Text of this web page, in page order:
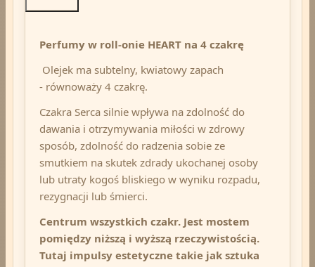
Perfumy w roll-onie HEART na 4 czakrę
Olejek ma subtelny, kwiatowy zapach
- równoważy 4 czakrę.
Czakra Serca silnie wpływa na zdolność do
dawania i otrzymywania miłości w zdrowy
sposób, zdolność do radzenia sobie ze
smutkiem na skutek zdrady ukochanej osoby
lub utraty kogoś bliskiego w wyniku rozpadu,
rezygnacji lub śmierci.
Centrum wszystkich czakr. Jest mostem
pomiędzy niższą i wyższą rzeczywistością.
Tutaj impulsy estetyczne takie jak sztuka